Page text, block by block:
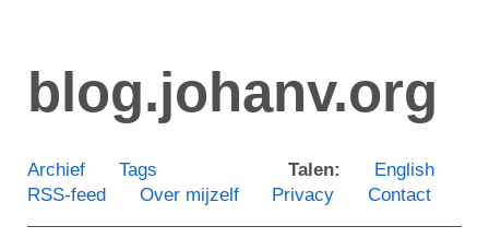
naar
de
blog.johanv.org
Talen: English
Archief
Tags
RSS-feed
Over mijzelf Privacy Contact